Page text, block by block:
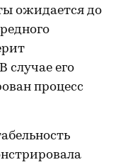
ожидается до
случае его
процесс